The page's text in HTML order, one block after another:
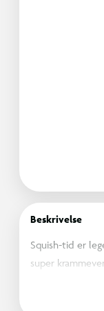
Beskrivelse
Squish-tid er
super
som du kan